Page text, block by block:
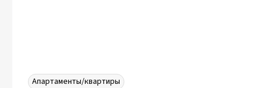
Апартаменты/квартиры